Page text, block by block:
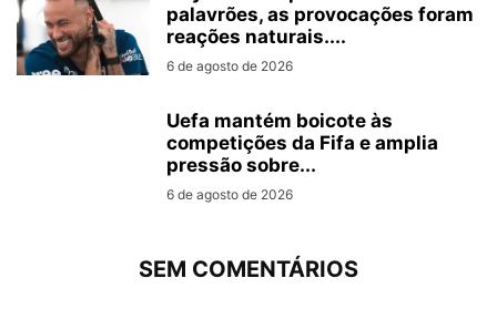
palavrões, as provocações foram
reações naturais....
6 de agosto de 2026
Uefa mantém boicote às
competições da Fifa e amplia
pressão sobre...
6 de agosto de 2026
SEM COMENTÁRIOS